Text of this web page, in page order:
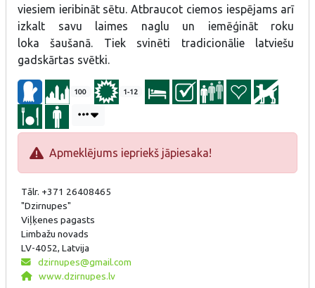
saviem bērniem. Visa ģimene kopā organizē dažādu gadskārtu
pasākumu svinēšanu. Saimnieks pats gatavo dažādus lauku
darba rīkus, kā arī mūzikas instrumentus. Patreiz saimniece
izstrādā jaunu tūrisma piedāvājumu: latviešu tradīcijām atbilstošu
programmu “Sievzinības”, kur jaunās sievas pirms vai pēc
Sk. maizes cepšana.
viesiem ieribināt sētu. Atbraucot ciemos iespējams arī
izkalt savu laimes naglu un iemēģināt roku
loka šaušanā. Tiek svinēti tradicionālie latviešu
gadskārtas svētki.
100 1-12
Apmeklējums iepriekš jāpiesaka!
Tālr. +371 26408465
"Dzirnupes"
Viļķenes pagasts
Limbažu novads
LV-4052, Latvija
dzirnupes@gmail.com
www.dzirnupes.lv